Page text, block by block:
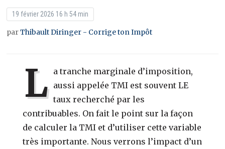
19 février 2026 16 h 54 min
parThibault Diringer - Corrige ton Impôt
L a tranche marginale d’imposition,
aussi appelée TMI est souvent LE
taux recherché par les
contribuables. On fait le point sur la façon
de calculer la TMI et d’utiliser cette variable
très importante. Nous verrons l’impact d’un